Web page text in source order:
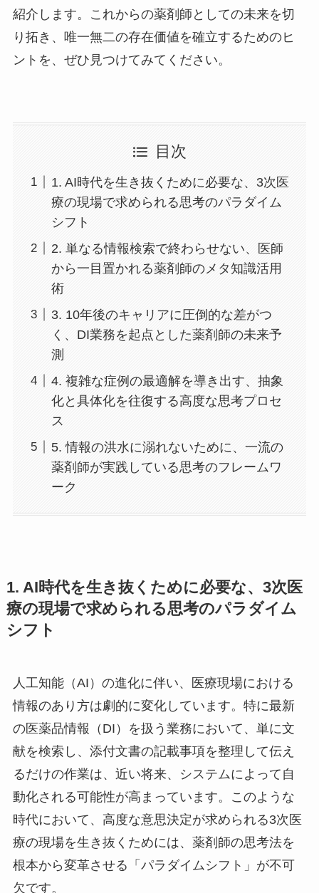
紹介します。これからの薬剤師としての未来を切
り拓き、唯一無二の存在価値を確立するためのヒ
ントを、ぜひ見つけてみてください。
目次
1. AI時代を生き抜くために必要な、3次医
療の現場で求められる思考のパラダイム
シフト
2. 単なる情報検索で終わらせない、医師
から一目置かれる薬剤師のメタ知識活用
術
3. 10年後のキャリアに圧倒的な差がつ
く、DI業務を起点とした薬剤師の未来予
測
4. 複雑な症例の最適解を導き出す、抽象
化と具体化を往復する高度な思考プロセ
ス
5. 情報の洪水に溺れないために、一流の
薬剤師が実践している思考のフレームワ
ーク
1. AI時代を生き抜くために必要な、3次医
療の現場で求められる思考のパラダイム
シフト
人工知能（AI）の進化に伴い、医療現場における
情報のあり方は劇的に変化しています。特に最新
の医薬品情報（DI）を扱う業務において、単に文
献を検索し、添付文書の記載事項を整理して伝え
るだけの作業は、近い将来、システムによって自
動化される可能性が高まっています。このような
時代において、高度な意思決定が求められる3次医
療の現場を生き抜くためには、薬剤師の思考法を
根本から変革させる「パラダイムシフト」が不可
欠です。